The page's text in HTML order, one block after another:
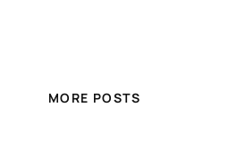
MORE POSTS